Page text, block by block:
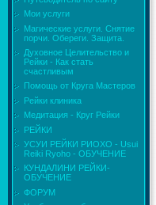
Мои услуги
Магические услуги. Снятие
порчи. Обереги. Защита.
Духовное Целительство и
Рейки - Как стать
счастливым
Помощь от Круга Мастеров
Рейки клиника
Медитация - Круг Рейки
РЕЙКИ
УСУИ РЕЙКИ РИОХО - Usui
Reiki Ryoho - ОБУЧЕНИЕ
КУНДАЛИНИ РЕЙКИ-
ОБУЧЕНИЕ
ФОРУМ